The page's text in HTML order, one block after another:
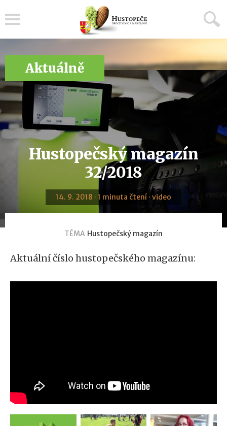
Aktuálně
Hustopečský magazín
32/2018
14. 9. 2018 · 1 minuta čtení · video
TÉMA Hustopečský magazín
Aktuální číslo hustopečského magazínu: